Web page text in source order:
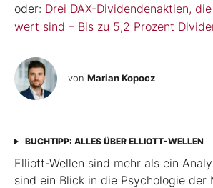
oder: Drei DAX-Dividendenaktien,
wert sind – Bis zu 5,2 Prozent
von Marian Kopocz
BUCHTIPP: ALLES ÜBER ELLIOTT-WELLEN
Elliott-Wellen sind mehr als ein
sind ein Blick in die Psychologie der